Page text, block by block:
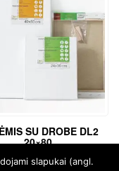
SU DROBE DL2
20×80
€15,56
slapukai (angl.